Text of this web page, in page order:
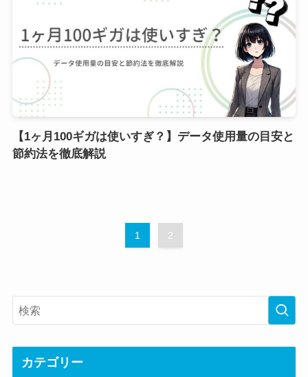
【1ヶ月100ギガは使いすぎ？】データ使用量の目安と
節約法を徹底解説
1 2
カテゴリー